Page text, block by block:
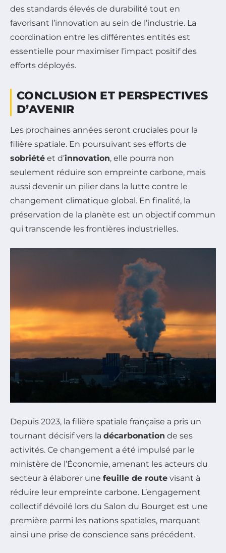
des standards élevés de durabilité tout en
favorisant l’innovation au sein de l’industrie. La
coordination entre les différentes entités est
essentielle pour maximiser l’impact positif des
efforts déployés.
CONCLUSION ET PERSPECTIVES
D’AVENIR
Les prochaines années seront cruciales pour la
filière spatiale. En poursuivant ses efforts de
sobriété et d’innovation, elle pourra non
seulement réduire son empreinte carbone, mais
aussi devenir un pilier dans la lutte contre le
changement climatique global. En finalité, la
préservation de la planète est un objectif commun
qui transcende les frontières industrielles.
Depuis 2023, la filière spatiale française a pris un
tournant décisif vers la décarbonation de ses
activités. Ce changement a été impulsé par le
ministère de l’Économie, amenant les acteurs du
secteur à élaborer une feuille de route visant à
réduire leur empreinte carbone. L’engagement
collectif dévoilé lors du Salon du Bourget est une
première parmi les nations spatiales, marquant
ainsi une prise de conscience sans précédent.